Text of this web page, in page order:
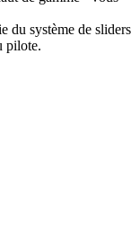
du système de sliders
pilote.